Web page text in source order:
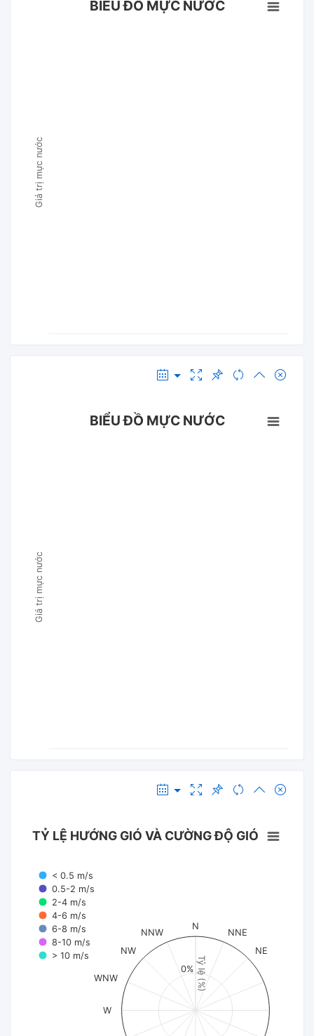
Giá trị mực nước
BIỂU ĐỒ MỰC NƯỚC
Giá trị mực nước
BIỂU ĐỒ MỰC NƯỚC
Tỷ lệ (%)
TỶ LỆ HƯỚNG GIÓ VÀ CƯỜNG ĐỘ GIÓ
< 0.5 m/s
0.5-2 m/s
2-4 m/s
4-6 m/s
6-8 m/s
8-10 m/s
> 10 m/s
N
NNE
NE
W
WNW
NW
NNW
0%